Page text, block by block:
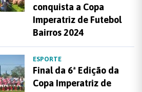
conquista a Copa
Imperatriz de Futebol
Bairros 2024
ESPORTE
Final da 6ª Edição da
Copa Imperatriz de